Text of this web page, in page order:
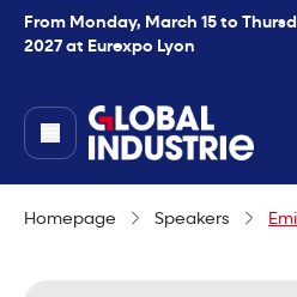
From Monday, March 15 to
2027 at Eurexpo Lyon
page.home
Homepage Speakers